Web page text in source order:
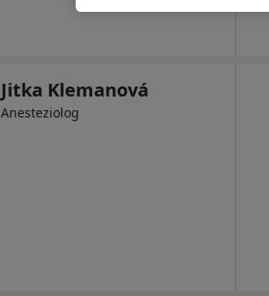
Jitka Klemanová
Anesteziolog